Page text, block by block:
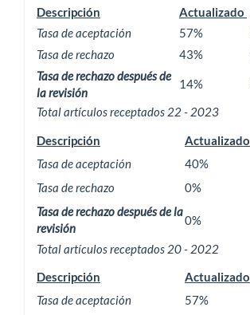
Descripción Actualizado
Tasa de aceptación
57%
Tasa de rechazo
43%
Tasa de rechazo después de
la revisión
14%
Total artículos receptados 22 - 2023
Descripción
Actualizado
Tasa de aceptación
40%
Tasa de rechazo
0%
Tasa de rechazo después de la
revisión
0%
Total artículos receptados 20 - 2022
Descripción
Actualizado
Tasa de aceptación
57%